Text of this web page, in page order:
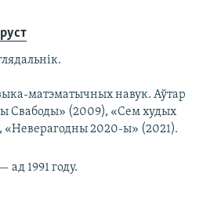
матэматычных навук. Аўтар
Свабоды» (2009), «Сем худых
«Неверагодны 2020-ы» (2021).
ад 1991 году.